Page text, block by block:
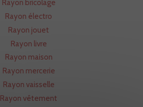
Rayon bricolage
Rayon électro
Rayon jouet
Rayon livre
Rayon maison
Rayon mercerie
Rayon vaisselle
Rayon vêtement